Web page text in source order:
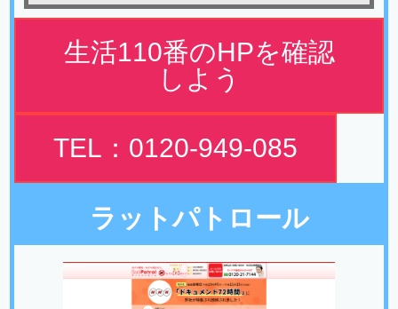
生活110番のHPを確認
しよう
TEL：0120-949-085
ラットパトロール